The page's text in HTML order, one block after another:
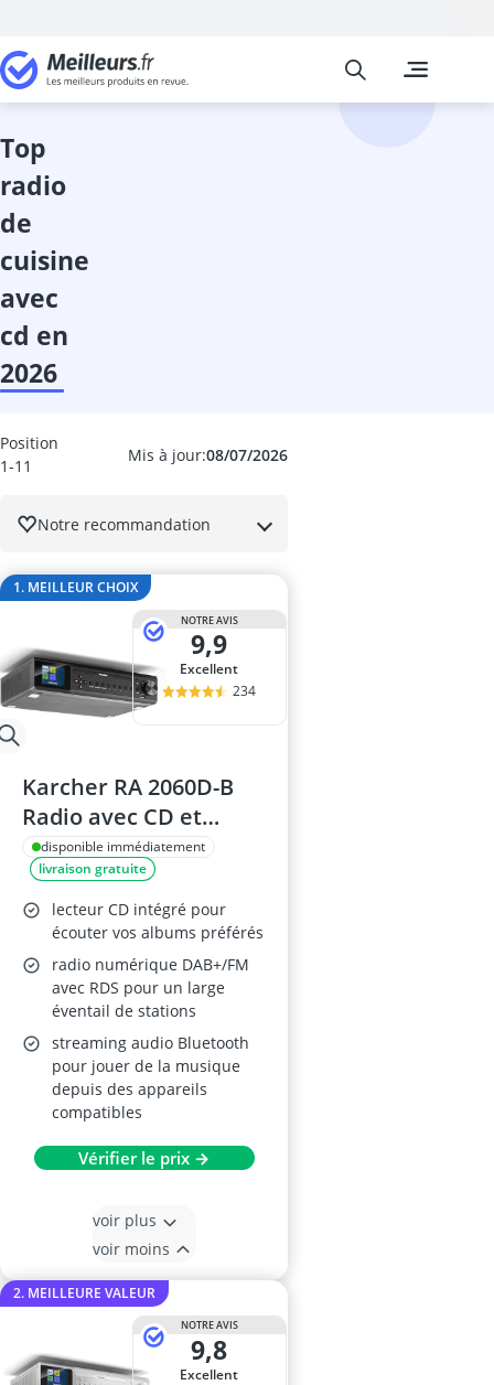
High-Tech
Absorbeur
Meilleurs
top
radio
de
cuisine
avec
cd en
2026
Mis à jour:08/07/2026
Position
1-11
Notre recommandation
1. MEILLEUR CHOIX
NOTRE AVIS
9,9
Excellent
234
Karcher RA 2060D-B
Radio avec CD et
Bluetooth
disponible immédiatement
livraison gratuite
lecteur CD intégré pour
écouter vos albums préférés
radio numérique DAB+/FM
avec RDS pour un large
éventail de stations
streaming audio Bluetooth
pour jouer de la musique
depuis des appareils
compatibles
Vérifier le prix →
voir plus
voir moins
2. MEILLEURE VALEUR
NOTRE AVIS
9,8
Excellent